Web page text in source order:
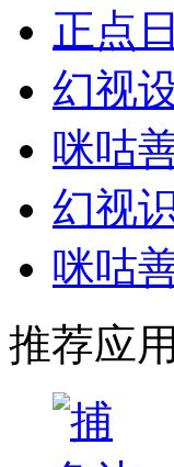
正点
幻视
咪咕
幻视
咪咕
推荐应用